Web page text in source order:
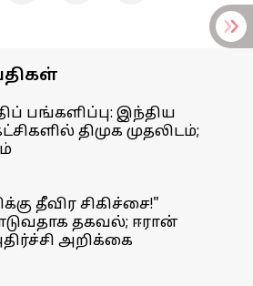
பங்களிப்பு: இந்திய
திமுக முதலிடம்;
தீவிர சிகிச்சை!"
தகவல்; ஈரான்
அறிக்கை